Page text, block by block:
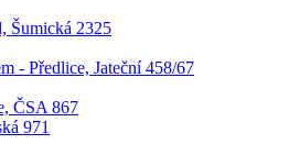
Šumická 2325
- Předlice, Jateční 458/67
ČSA 867
971